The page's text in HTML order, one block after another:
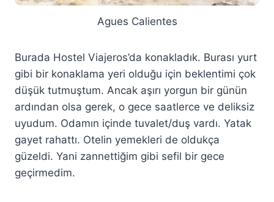
Agues Calientes
Burada Hostel Viajeros’da konakladık. Burası yurt
gibi bir konaklama yeri olduğu için beklentimi çok
düşük tutmuştum. Ancak aşırı yorgun bir günün
ardından olsa gerek, o gece saatlerce ve deliksiz
uyudum. Odamın içinde tuvalet/duş vardı. Yatak
gayet rahattı. Otelin yemekleri de oldukça
güzeldi. Yani zannettiğim gibi sefil bir gece
geçirmedim.